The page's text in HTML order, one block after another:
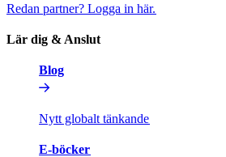
Redan partner? Logga in här.​​
Lär dig & Anslut​​
Blog​​
Nytt globalt tänkande​​
E-böcker​​